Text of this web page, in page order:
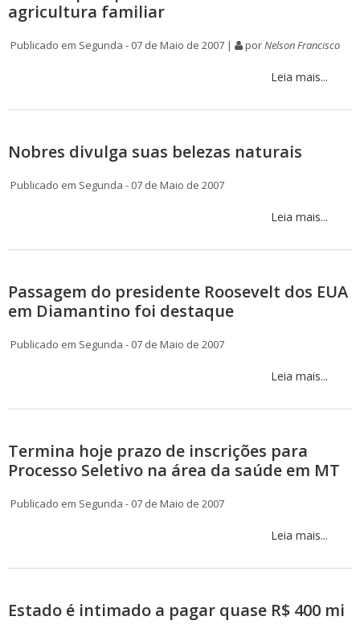
agricultura familiar
Publicado em Segunda - 07 de Maio de 2007 | porNelson Francisco
Leia mais...
Nobres divulga suas belezas naturais
Publicado em Segunda - 07 de Maio de 2007
Leia mais...
Passagem do presidente Roosevelt dos EUA
em Diamantino foi destaque
Publicado em Segunda - 07 de Maio de 2007
Leia mais...
Termina hoje prazo de inscrições para
Processo Seletivo na área da saúde em MT
Publicado em Segunda - 07 de Maio de 2007
Leia mais...
Estado é intimado a pagar quase R$ 400 mi